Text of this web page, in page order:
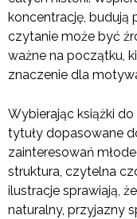
koncentrację, budują
czytanie może być
ważne na początku,
znaczenie dla
Wybierając książki
tytuły dopasowane
zainteresowań
struktura, czytelna
ilustracje sprawiają,
naturalny, przyjazny